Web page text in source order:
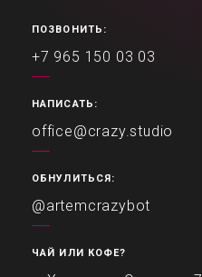
ПОЗВОНИТЬ:
+7 965 150 03 03
НАПИСАТЬ:
office@crazy.studio
ОБНУЛИТЬСЯ:
@artemcrazybot
ЧАЙ ИЛИ КОФЕ?